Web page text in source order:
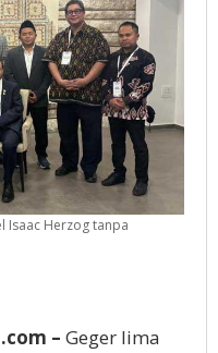
Isaac Herzog tanpa
– Geger lima